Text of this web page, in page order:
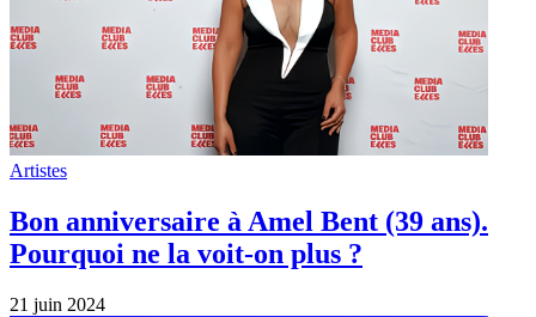
Artistes
Bon anniversaire à Amel Bent (39 ans).
Pourquoi ne la voit-on plus ?
21 juin 2024